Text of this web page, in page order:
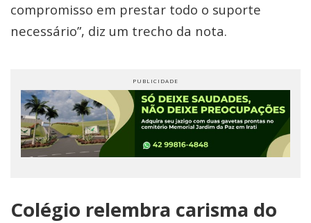
compromisso em prestar todo o suporte
necessário”, diz um trecho da nota.
Colégio relembra carisma do